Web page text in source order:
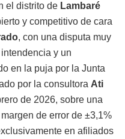
el distrito de Lambaré
y competitivo de cara
, con una disputa muy
y un
en la puja por la Junta
por la consultora Ati
de 2026, sobre una
de error de ±3,1%
en afiliados